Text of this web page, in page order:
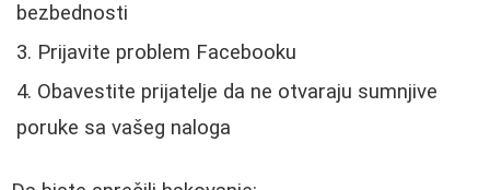
bezbednosti
Prijavite problem Facebooku
Obavestite prijatelje da ne otvaraju sumnjive
poruke sa vašeg naloga